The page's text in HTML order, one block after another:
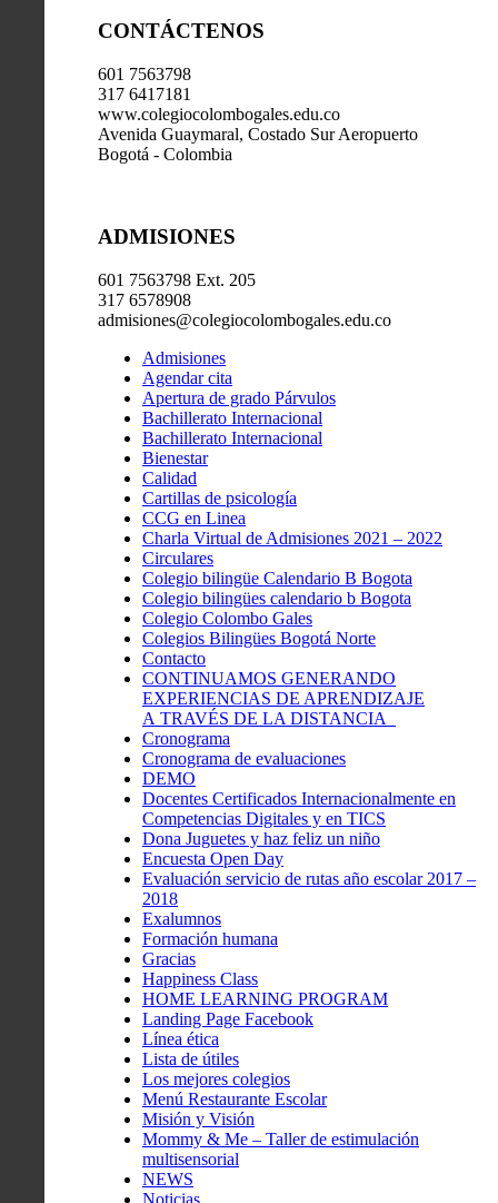
CONTÁCTENOS
601 7563798
317 6417181
www.colegiocolombogales.edu.co
Avenida Guaymaral, Costado Sur Aeropuerto
Bogotá - Colombia
ADMISIONES
601 7563798 Ext. 205
317 6578908
admisiones@colegiocolombogales.edu.co
Admisiones
Agendar cita
Apertura de grado Párvulos
Bachillerato Internacional
Bachillerato Internacional
Bienestar
Calidad
Cartillas de psicología
CCG en Linea
Charla Virtual de Admisiones 2021 – 2022
Circulares
Colegio bilingüe Calendario B Bogota
Colegio bilingües calendario b Bogota
Colegio Colombo Gales
Colegios Bilingües Bogotá Norte
Contacto
CONTINUAMOS GENERANDO
EXPERIENCIAS DE APRENDIZAJE
A TRAVÉS DE LA DISTANCIA
Cronograma
Cronograma de evaluaciones
DEMO
Docentes Certificados Internacionalmente en
Competencias Digitales y en TICS
Dona Juguetes y haz feliz un niño
Encuesta Open Day
Evaluación servicio de rutas año escolar 2017 –
2018
Exalumnos
Formación humana
Gracias
Happiness Class
HOME LEARNING PROGRAM
Landing Page Facebook
Línea ética
Lista de útiles
Los mejores colegios
Menú Restaurante Escolar
Misión y Visión
Mommy & Me – Taller de estimulación
multisensorial
NEWS
Noticias